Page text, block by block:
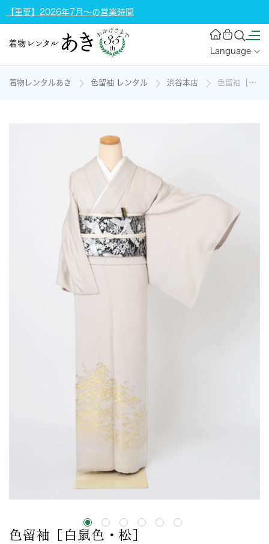
【重要】2026年7月～の営業時間
Language
着物レンタルあき 色留袖 レンタル 渋谷本店 色留袖［白鼠色・松］の着物レンタル
色留袖［白鼠色・松］